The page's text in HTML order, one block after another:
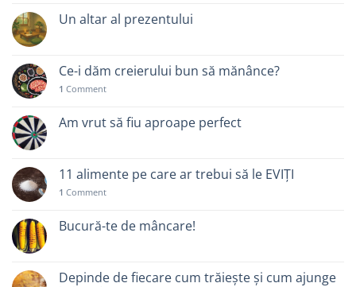
Un altar al prezentului
Ce-i dăm creierului bun să mănânce?
1 Comment
Am vrut să fiu aproape perfect
11 alimente pe care ar trebui să le EVIȚI
1 Comment
Bucură-te de mâncare!
Depinde de fiecare cum trăiește și cum ajunge